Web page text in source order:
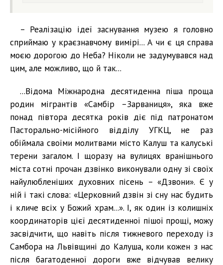
– Реалізацію ідеї заснування музею я головно
сприймаю у краєзнавчому вимірі... А чи є ця справа
моєю дорогою до Неба? Ніколи не задумувався над
цим, але можливо, що й так...
...Відома Міжнародна десятиденна піша проща
родин мігрантів «Самбір –Зарваниця», яка вже
понад півтора десятка років діє під патронатом
Пасторально-місійного відділу УГКЦ, не раз
обіймала своїми молитвами місто Калуш та калуські
терени загалом. І щоразу на вулицях вранішнього
міста сотні прочан дзвінко виконували одну зі своїх
найулюбленіших духовних пісень – «Дзвони». Є у
ній і такі слова: «Церковний дзвін зі сну нас будить
і кличе всіх у Божий храм...». І, як один із колишніх
координаторів цієї десятиденної пішої прощі, можу
засвідчити, що навіть після тижневого переходу із
Самбора на Львівщині до Калуша, коли кожен з нас
після багатоденної дороги вже відчував велику